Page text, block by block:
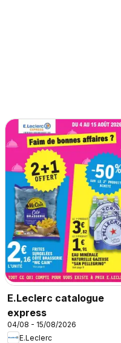
E.Leclerc catalogue
express
04/08 - 15/08/2026
E.Leclerc